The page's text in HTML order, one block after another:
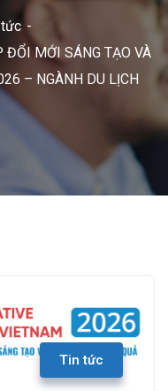
ĐỔI MỚI SÁNG TẠO VÀ
– NGÀNH DU LỊCH
Tin tức